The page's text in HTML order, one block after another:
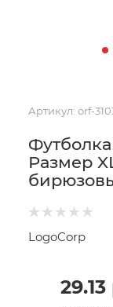
Артикул: orf-
Размер
LogoCorp
29.13